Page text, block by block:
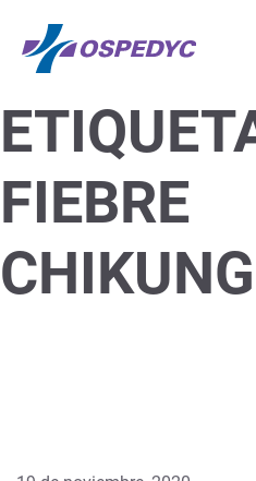
FIEBRE